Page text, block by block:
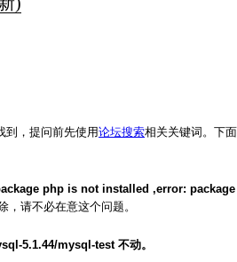
到，提问前先使用论坛搜索相关关键词。下
php is not installed ,error:
请不必在意这个问题。
5.1.44/mysql-test 不动。